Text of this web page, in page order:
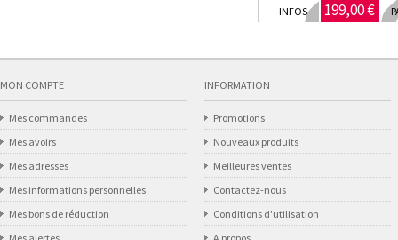
INFOS 199,00 €
MON COMPTE
Mes commandes
Mes avoirs
Mes adresses
Mes informations personnelles
Mes bons de réduction
INFORMATION
Promotions
Nouveaux produits
Meilleures ventes
Contactez-nous
Conditions d'utilisation